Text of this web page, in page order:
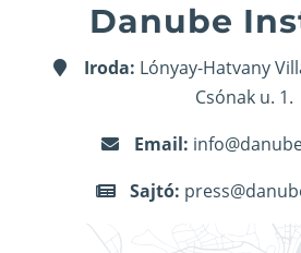
Danube
Iroda: Lónyay-Hatvany
Csónak u. 1.
Email:
Sajtó: